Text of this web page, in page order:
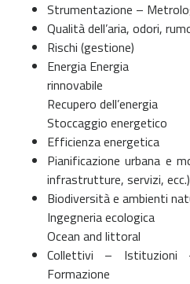
Strumentazione –
Qualità dell’aria, odori,
Rischi (gestione)
Energia Energia
rinnovabile
Recupero dell’energia
Stoccaggio energetico
Efficienza energetica
Pianificazione urbana e
infrastrutture, servizi, ecc.)
Biodiversità e ambienti
Ingegneria ecologica
Ocean and littoral
Collettivi –
Formazione